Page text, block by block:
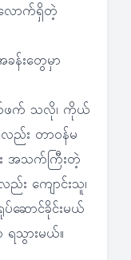
လောက်ရှိတဲ့
န်းတွေမှာ
ဖက် သလို၊ ကိုယ်
ည်း တာဝန်မ
း အသက်ကြီးတဲ့
ကျောင်းသူ၊
ဆောင်ခိုင်းမယ်
သွားမယ်။